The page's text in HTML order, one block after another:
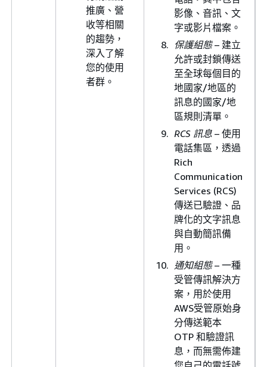
推廣、營
收等相關
的趨勢，
深入了解
您的使用
者群。
影像、音訊、文
字或影片檔案。
保護組態– 建立
允許或封鎖傳送
至全球每個目的
地國家/地區的
訊息的國家/地
區規則清單。
RCS 訊息 – 使用
電話集區，透過
Rich
Communication
Services (RCS)
傳送已驗證、品
牌化的文字訊息
與自動簡訊備
用。
通知組態– 一種
受管傳訊解決方
案，用於使用
AWS受管原始身
分傳送範本
OTP 和驗證訊
息，而無需佈建